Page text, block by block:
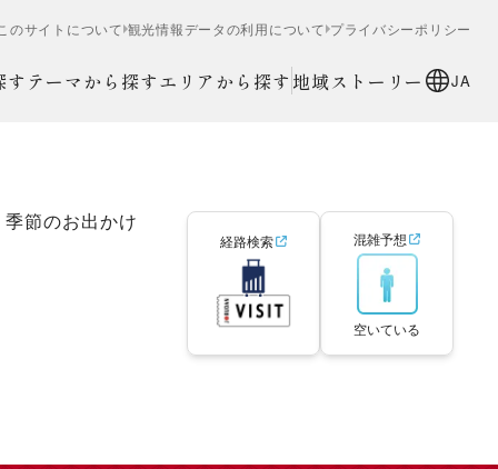
のサイトについて 観光情報データの利用について プライバシーポリシー
す テーマから探すエリアから探す 地域ストーリー JA
季節のお出かけ
経路検索 混雑予想
空いている